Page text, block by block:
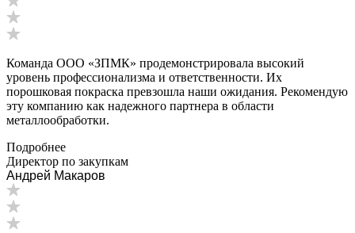
Команда ООО «ЗПМК» продемонстрировала высокий
уровень профессионализма и ответственности. Их
порошковая покраска превзошла наши ожидания. Рекомендую
эту компанию как надежного партнера в области
металлообработки.
Подробнее
Директор по закупкам
Андрей Макаров